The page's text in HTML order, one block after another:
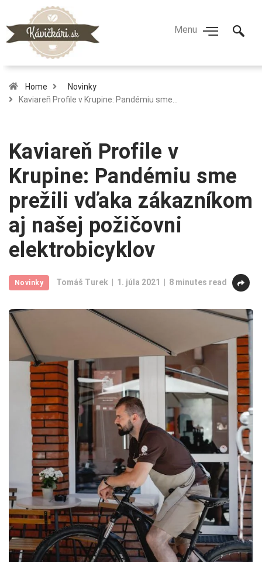
Home
Novinky
Kaviareň Profile v Krupine: Pandémiu sme…
Kaviareň Profile v
Krupine: Pandémiu sme
prežili vďaka zákazníkom
aj našej požičovni
elektrobicyklov
Novinky Tomáš Turek 1. júla 2021 8 minutes read